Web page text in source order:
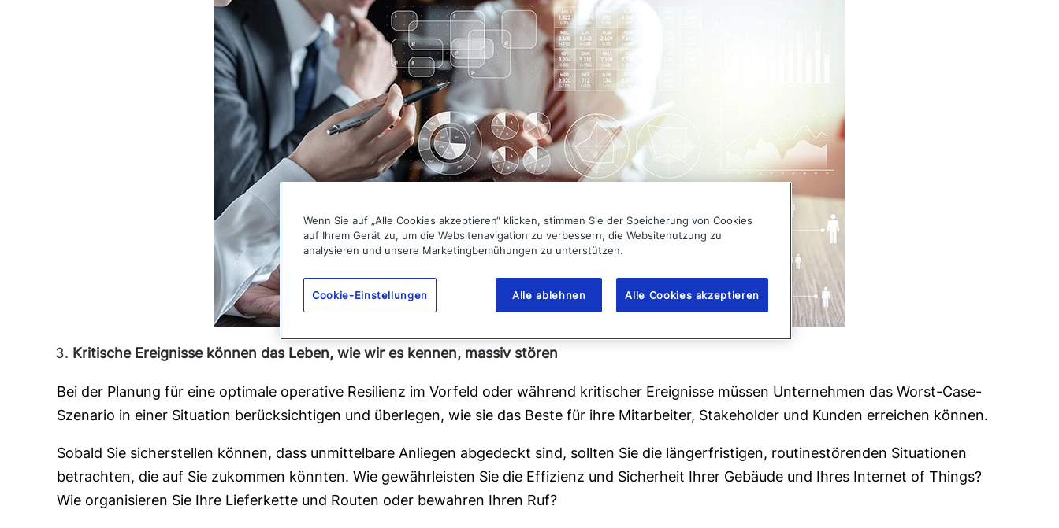
Kritische Ereignisse können das Leben, wie wir es kennen, massiv stören
Bei der Planung für eine optimale operative Resilienz im Vorfeld oder während kritischer Ereignisse müssen Unternehmen das Worst-Case-
Szenario in einer Situation berücksichtigen und überlegen, wie sie das Beste für ihre Mitarbeiter, Stakeholder und Kunden erreichen können.
Sobald Sie sicherstellen können, dass unmittelbare Anliegen abgedeckt sind, sollten Sie die längerfristigen, routinestörenden Situationen
betrachten, die auf Sie zukommen könnten. Wie gewährleisten Sie die Effizienz und Sicherheit Ihrer Gebäude und Ihres Internet of Things?
Wie organisieren Sie Ihre Lieferkette und Routen oder bewahren Ihren Ruf?
Wenn Sie auf „Alle Cookies akzeptieren“ klicken, stimmen Sie der Speicherung von Cookies
auf Ihrem Gerät zu, um die Websitenavigation zu verbessern, die Websitenutzung zu
analysieren und unsere Marketingbemühungen zu unterstützen.
Cookie-Einstellungen Alle ablehnen Alle Cookies akzeptieren